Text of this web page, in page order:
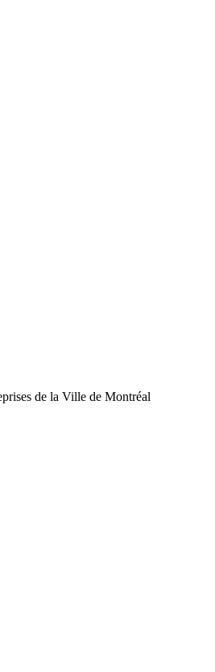
de la Ville de Montréal